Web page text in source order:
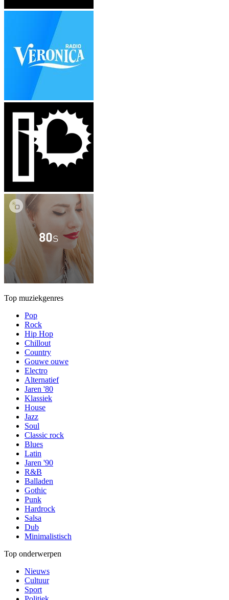
Top muziekgenres
Pop
Rock
Hip Hop
Chillout
Country
Gouwe ouwe
Electro
Alternatief
Jaren '80
Klassiek
House
Jazz
Soul
Classic rock
Blues
Latin
Jaren '90
R&B
Balladen
Gothic
Punk
Hardrock
Salsa
Dub
Minimalistisch
Top onderwerpen
Nieuws
Cultuur
Sport